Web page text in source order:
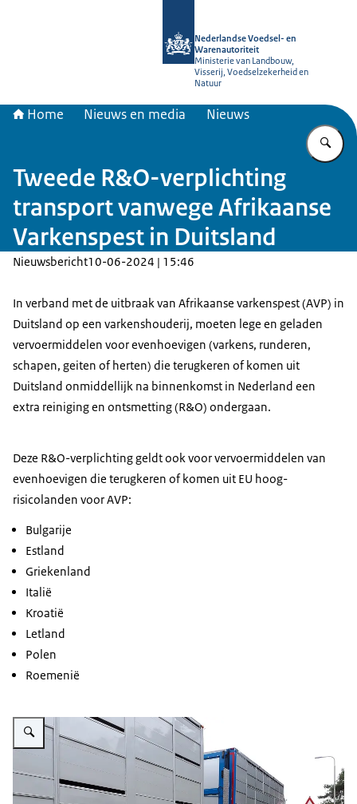
Nederlandse Voedsel- en
Warenautoriteit
Ministerie van Landbouw,
Visserij, Voedselzekerheid en
Natuur
Home Nieuws en media Nieuws
Tweede R&O-verplichting
transport vanwege Afrikaanse
Varkenspest in Duitsland
Nieuwsbericht10-06-2024 | 15:46
In verband met de uitbraak van Afrikaanse varkenspest (AVP) in
Duitsland op een varkenshouderij, moeten lege en geladen
vervoermiddelen voor evenhoevigen (varkens, runderen,
schapen, geiten of herten) die terugkeren of komen uit
Duitsland onmiddellijk na binnenkomst in Nederland een
extra reiniging en ontsmetting (R&O) ondergaan.
Deze R&O-verplichting geldt ook voor vervoermiddelen van
evenhoevigen die terugkeren of komen uit EU hoog-
risicolanden voor AVP:
Bulgarije
Estland
Griekenland
Italië
Kroatië
Letland
Polen
Roemenië
Vergroot afbeelding Vrachtwagen op de weg met veetransport